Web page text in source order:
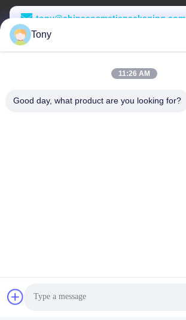
tony@chinacosmeticpackaging.com
Arbeitszeit
Datenschutzrichtlinie
Tony
11:26 AM
Good day, what product are you looking for?